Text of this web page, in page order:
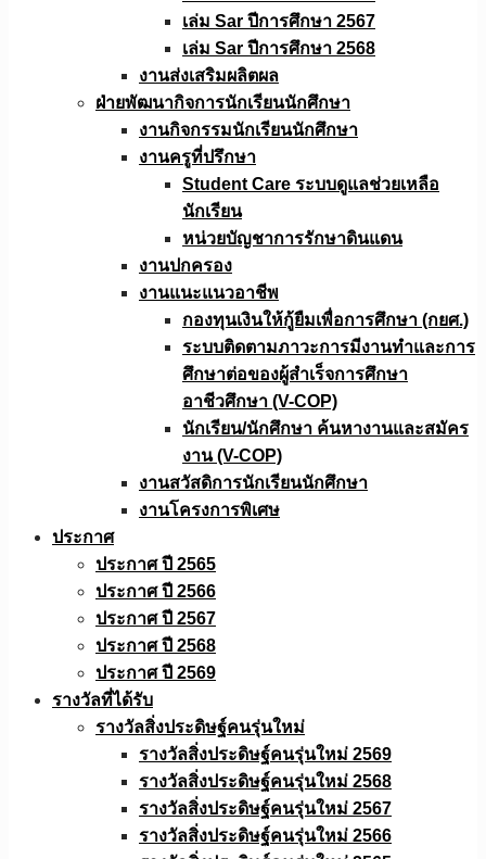
เล่ม Sar ปีการศึกษา 2567
เล่ม Sar ปีการศึกษา 2568
งานส่งเสริมผลิตผล
ฝ่ายพัฒนากิจการนักเรียนนักศึกษา
งานกิจกรรมนักเรียนนักศึกษา
งานครูที่ปรึกษา
Student Care ระบบดูแลช่วยเหลือ
นักเรียน
หน่วยบัญชาการรักษาดินแดน
งานปกครอง
งานแนะแนวอาชีพ
กองทุนเงินให้กู้ยืมเพื่อการศึกษา (กยศ.)
ระบบติดตามภาวะการมีงานทำและการ
ศึกษาต่อของผู้สำเร็จการศึกษา
อาชีวศึกษา (V-COP)
นักเรียน/นักศึกษา ค้นหางานและสมัคร
งาน (V-COP)
งานสวัสดิการนักเรียนนักศึกษา
งานโครงการพิเศษ
ประกาศ
ประกาศ ปี 2565
ประกาศ ปี 2566
ประกาศ ปี 2567
ประกาศ ปี 2568
ประกาศ ปี 2569
รางวัลที่ได้รับ
รางวัลสิ่งประดิษฐ์คนรุ่นใหม่
รางวัลสิ่งประดิษฐ์คนรุ่นใหม่ 2569
รางวัลสิ่งประดิษฐ์คนรุ่นใหม่ 2568
รางวัลสิ่งประดิษฐ์คนรุ่นใหม่ 2567
รางวัลสิ่งประดิษฐ์คนรุ่นใหม่ 2566